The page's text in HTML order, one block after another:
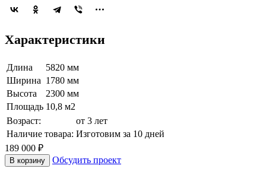
Характеристики
Длина
5820 мм
Ширина 1780 мм
Высота
2300 мм
Площадь 10,8 м2
Возраст:
от 3 лет
Наличие товара: Изготовим за 10 дней
189 000 ₽
В корзину Обсудить проект